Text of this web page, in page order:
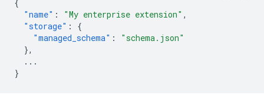
{
"name" : "My enterprise extension" ,
"storage" :
{
"managed_schema" :
"schema.json"
},
...
}